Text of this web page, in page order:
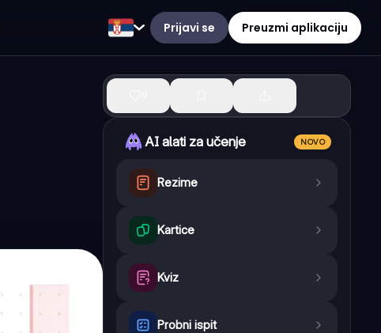
Prijavi se Preuzmi aplikaciju
AI alati za učenje NOVO
Rezime
Kartice
Kviz
Probni ispit